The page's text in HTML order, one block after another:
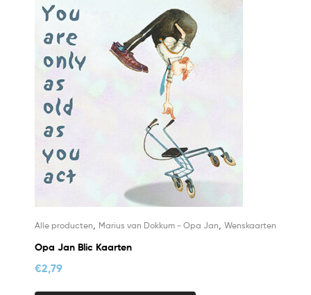
Alle producten Marius van Dokkum - Opa Jan Wenskaarten
Opa Jan Blic Kaarten
€2,79